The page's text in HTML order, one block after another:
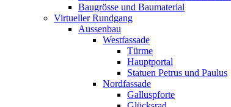
Baugrösse und Baumaterial
Virtueller Rundgang
Aussenbau
Westfassade
Türme
Hauptportal
Statuen Petrus und Paulus
Nordfassade
Galluspforte